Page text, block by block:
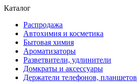
Каталог
Распродажа
Автохимия и косметика
Бытовая химия
Ароматизаторы
Разветвители, удлинители
Домкраты и аксессуары
Держатели телефонов, планшетов